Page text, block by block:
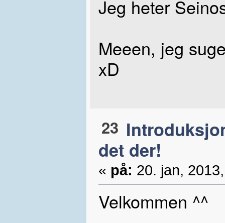
Jeg heter
Meeen, jeg
xD
23
det der!
« på: 20. jan,
Velkommen ^^